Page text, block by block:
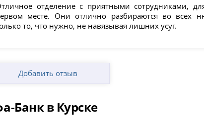
отделение с приятными сотрудниками,
месте. Они отлично разбираются во всех
то, что нужно, не навязывая лишних усуг.
Добавить отзыв
Банк в Курске